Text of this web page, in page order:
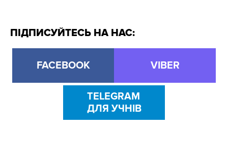
ПІДПИСУЙТЕСЬ НА НАС:
FACEBOOK VIBER
TELEGRAM
ДЛЯ УЧНІВ